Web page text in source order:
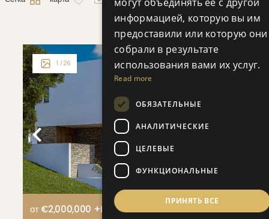
поиском
1 / 26
от €2,000,000 +НДС
информацией, которую вы им
предоставили или которую они
собрали в результате
использования вами их услуг.
Read more
ОБЯЗАТЕЛЬНЫЕ
АНАЛИТИЧЕСКИЕ
ЦЕЛЕВЫЕ
ФУНКЦИОНАЛЬНЫЕ
ПРИНЯТЬ ВСЕ